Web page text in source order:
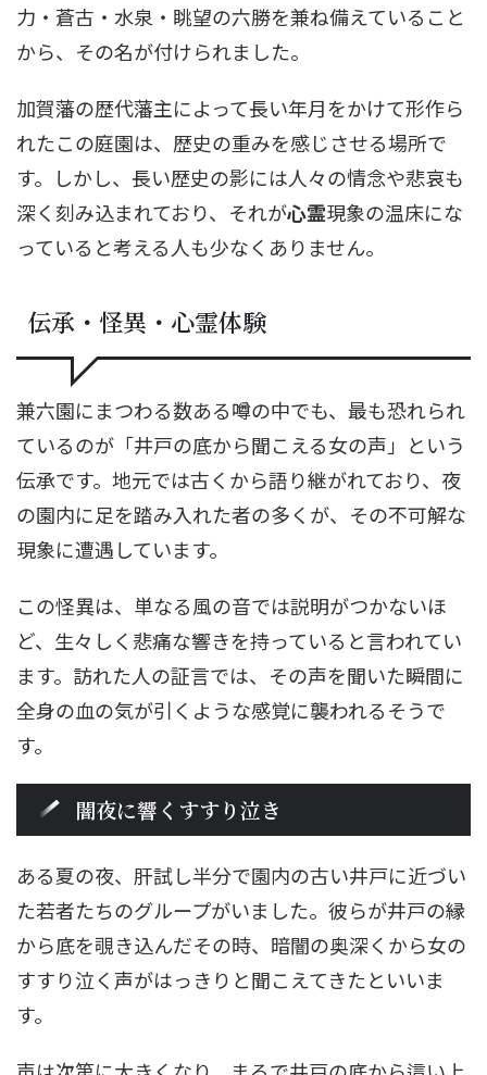
力・蒼古・水泉・眺望の六勝を兼ね備えていること
から、その名が付けられました。
加賀藩の歴代藩主によって長い年月をかけて形作ら
れたこの庭園は、歴史の重みを感じさせる場所で
す。しかし、長い歴史の影には人々の情念や悲哀も
深く刻み込まれており、それが心霊現象の温床にな
っていると考える人も少なくありません。
伝承・怪異・心霊体験
兼六園にまつわる数ある噂の中でも、最も恐れられ
ているのが「井戸の底から聞こえる女の声」という
伝承です。地元では古くから語り継がれており、夜
の園内に足を踏み入れた者の多くが、その不可解な
現象に遭遇しています。
この怪異は、単なる風の音では説明がつかないほ
ど、生々しく悲痛な響きを持っていると言われてい
ます。訪れた人の証言では、その声を聞いた瞬間に
全身の血の気が引くような感覚に襲われるそうで
す。
闇夜に響くすすり泣き
ある夏の夜、肝試し半分で園内の古い井戸に近づい
た若者たちのグループがいました。彼らが井戸の縁
から底を覗き込んだその時、暗闇の奥深くから女の
すすり泣く声がはっきりと聞こえてきたといいま
す。